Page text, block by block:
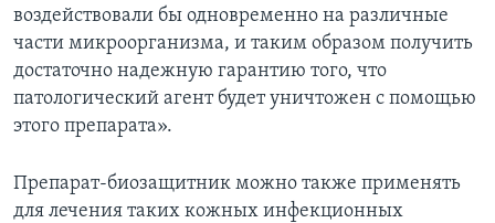
воздействовали бы одновременно на различные
части микроорганизма, и таким образом получить
достаточно надежную гарантию того, что
патологический агент будет уничтожен с помощью
этого препарата».
Препарат-биозащитник можно также применять
для лечения таких кожных инфекционных